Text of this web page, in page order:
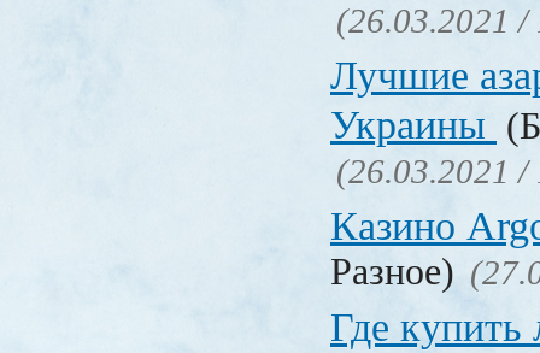
(26.03.2021 /
Лучшие
Украины
(26.03.2021 /
Казино
Разное)
Где купить